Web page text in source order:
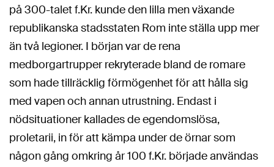
på 300-talet f.Kr. kunde den lilla men växande
republikanska stadsstaten Rom inte ställa upp mer
än två legioner. I början var de rena
medborgartrupper rekryterade bland de romare
som hade tillräcklig förmögenhet för att hålla sig
med vapen och annan utrustning. Endast i
nödsituationer kallades de egendomslösa,
proletarii, in för att kämpa under de örnar som
någon gång omkring år 100 f.Kr. började användas